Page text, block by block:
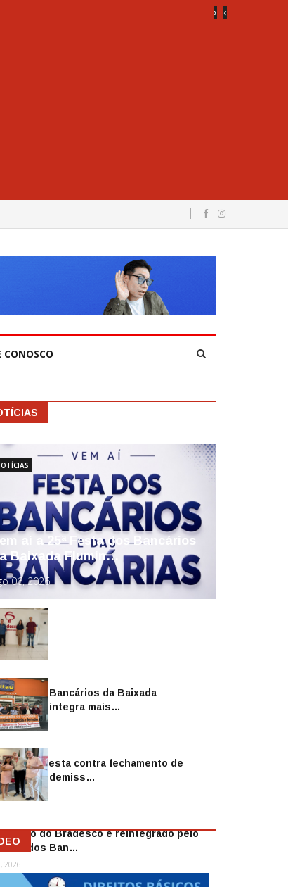
CONOSCO
aí a 25ª Festa dos Bancários
Baixada Flumin…
06, 2026
dos Bancários da Baixada
reintegra mais…
protesta contra fechamento de
e as demiss…
2026
do Bradesco é reintegrado pelo
dos Ban…
2026